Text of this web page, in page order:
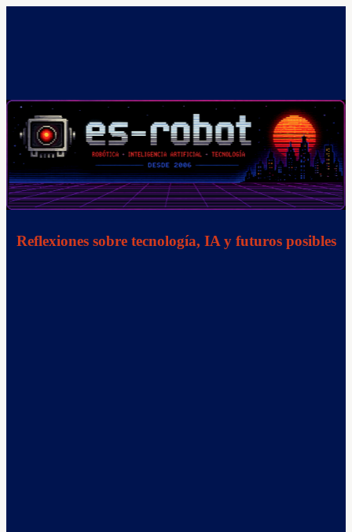
Reflexiones sobre tecnología, IA y futuros posibles